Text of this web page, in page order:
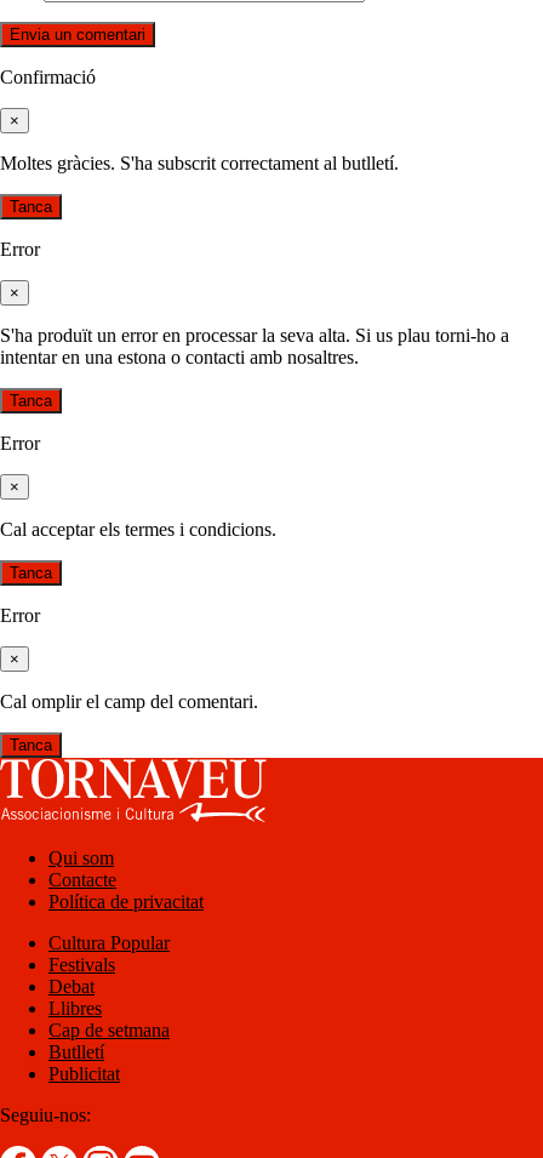
Confirmació
×
Moltes gràcies. S'ha subscrit correctament al butlletí.
Tanca
Error
×
S'ha produït un error en processar la seva alta. Si us plau torni-ho a
intentar en una estona o contacti amb nosaltres.
Tanca
Error
×
Cal acceptar els termes i condicions.
Tanca
Error
×
Cal omplir el camp del comentari.
Tanca
Qui som
Contacte
Política de privacitat
Cultura Popular
Festivals
Debat
Llibres
Cap de setmana
Butlletí
Publicitat
Seguiu-nos: